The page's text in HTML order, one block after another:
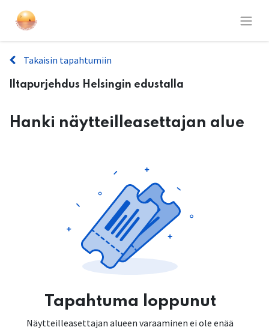
Takaisin tapahtumiin
Iltapurjehdus Helsingin edustalla
Hanki näytteilleasettajan alue
Tapahtuma loppunut
Näytteilleasettajan alueen varaaminen ei ole enää